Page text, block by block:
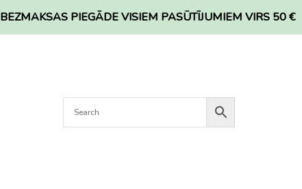
BEZMAKSAS PIEGĀDE VISIEM PASŪTĪJUMIEM VIRS 50 €